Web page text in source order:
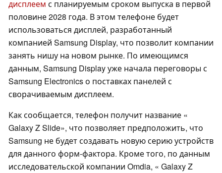
дисплеем с планируемым сроком выпуска в первой
половине 2028 года. В этом телефоне будет
использоваться дисплей, разработанный
компанией Samsung Display, что позволит компании
занять нишу на новом рынке. По имеющимся
данным, Samsung Display уже начала переговоры с
Samsung Electronics о поставках панелей с
сворачиваемым дисплеем.
Как сообщается, телефон получит название «
Galaxy Z Slide», что позволяет предположить, что
Samsung не будет создавать новую серию устройств
для данного форм-фактора. Кроме того, по данным
исследовательской компании Omdia, « Galaxy Z